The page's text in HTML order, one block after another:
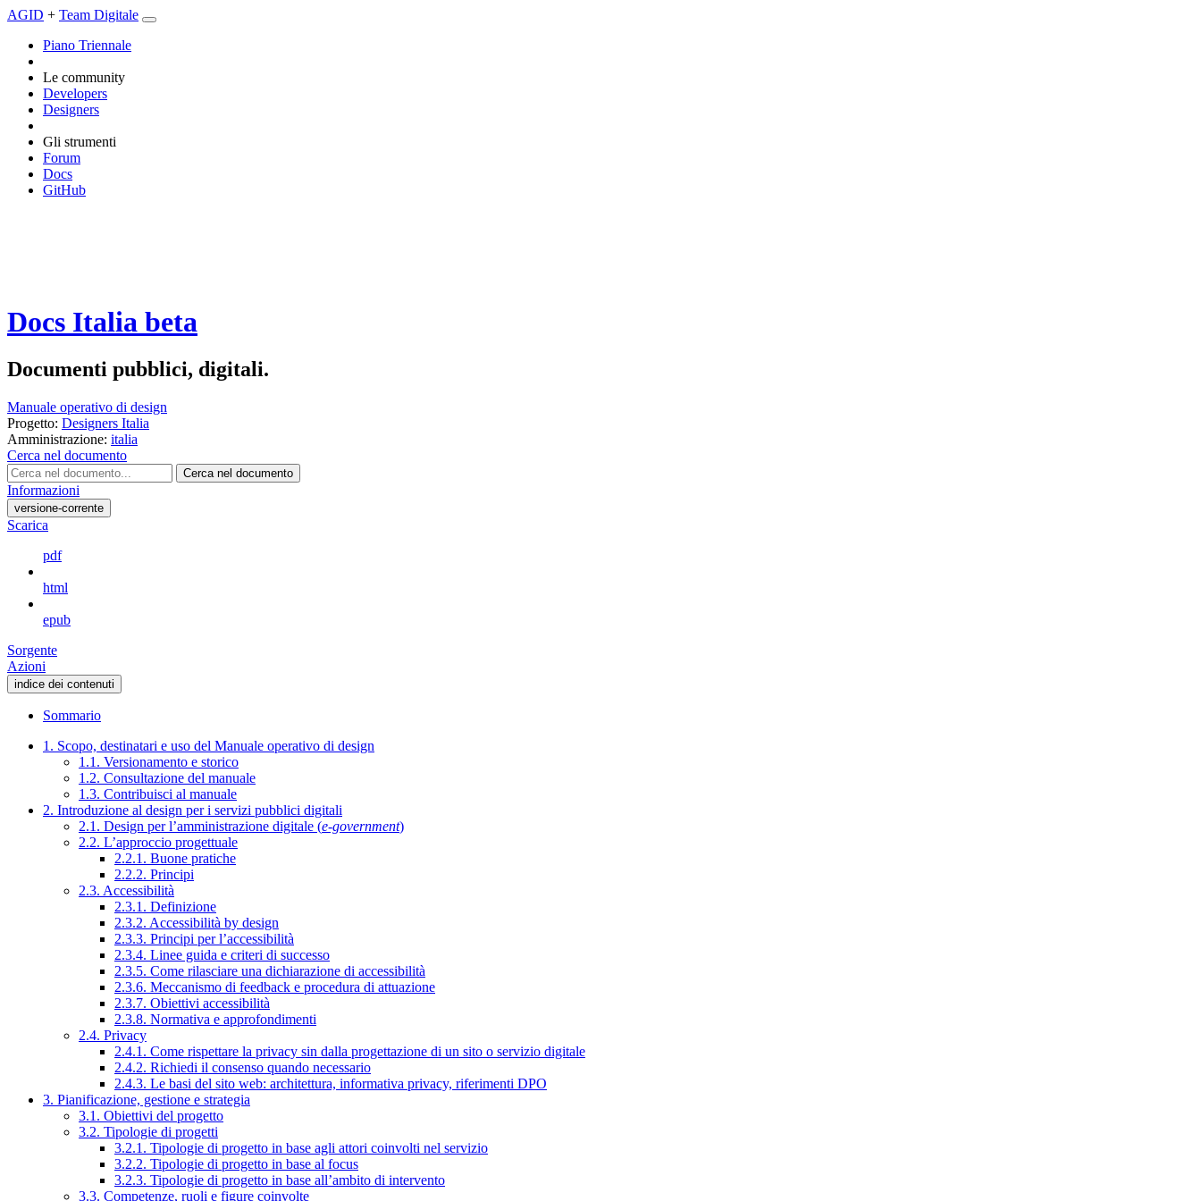
AGID + Team Digitale
Piano Triennale
Le community
Developers
Designers
Gli strumenti
Forum
Docs
GitHub
Docs Italia beta
Documenti pubblici, digitali.
Manuale operativo di design
Progetto: Designers Italia
Amministrazione: italia
Cerca nel documento
Cerca nel documento
Informazioni
versione-corrente
Scarica
pdf
html
epub
Sorgente
Azioni
indice dei contenuti
Sommario
1. Scopo, destinatari e uso del Manuale operativo di design
1.1. Versionamento e storico
1.2. Consultazione del manuale
1.3. Contribuisci al manuale
2. Introduzione al design per i servizi pubblici digitali
2.1. Design per l’amministrazione digitale (e-government)
2.2. L’approccio progettuale
2.2.1. Buone pratiche
2.2.2. Principi
2.3. Accessibilità
2.3.1. Definizione
2.3.2. Accessibilità by design
2.3.3. Principi per l’accessibilità
2.3.4. Linee guida e criteri di successo
2.3.5. Come rilasciare una dichiarazione di accessibilità
2.3.6. Meccanismo di feedback e procedura di attuazione
2.3.7. Obiettivi accessibilità
2.3.8. Normativa e approfondimenti
2.4. Privacy
2.4.1. Come rispettare la privacy sin dalla progettazione di un sito o servizio digitale
2.4.2. Richiedi il consenso quando necessario
2.4.3. Le basi del sito web: architettura, informativa privacy, riferimenti DPO
3. Pianificazione, gestione e strategia
3.1. Obiettivi del progetto
3.2. Tipologie di progetti
3.2.1. Tipologie di progetto in base agli attori coinvolti nel servizio
3.2.2. Tipologie di progetto in base al focus
3.2.3. Tipologie di progetto in base all’ambito di intervento
3.3. Competenze, ruoli e figure coinvolte